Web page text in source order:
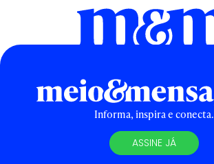
Informa, inspira e conecta.
ASSINE JÁ